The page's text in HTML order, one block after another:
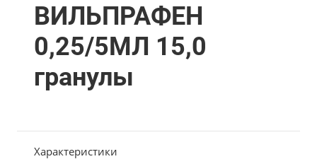
ВИЛЬПРАФЕН
0,25/5МЛ 15,0
гранулы
Характеристики